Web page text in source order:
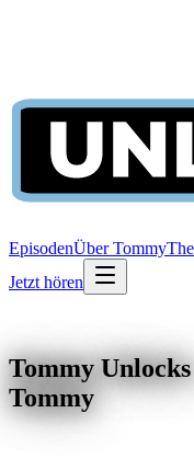
EpisodenÜber Tommy
Jetzt hören
Tommy
Tommy